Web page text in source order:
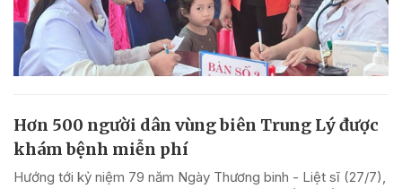
Hơn 500 người dân vùng biên Trung Lý được
khám bệnh miễn phí
Hướng tới kỷ niệm 79 năm Ngày Thương binh - Liệt sĩ (27/7),